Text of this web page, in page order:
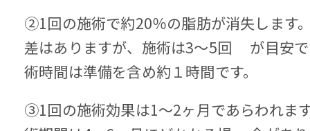
②1回の施術で約20％の脂肪が消失します
差はありますが、施術は3～5回 が目安
術時間は準備を含め約１時間です。
③1回の施術効果は1～2ヶ月であらわれま